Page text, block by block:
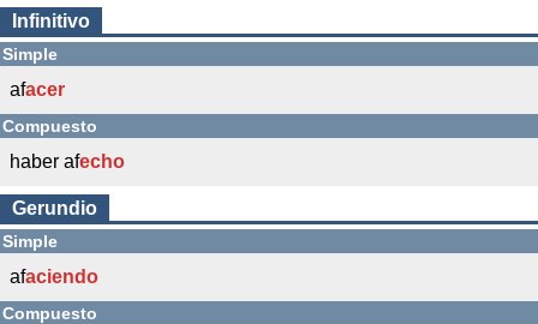
Infinitivo
Simple
afacer
Compuesto
haber afecho
Gerundio
Simple
afaciendo
Compuesto